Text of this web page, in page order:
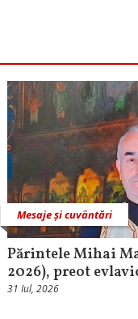
Mesaje și cuvântări
Părintele Mihai
2026), preot
31 Iul, 2026